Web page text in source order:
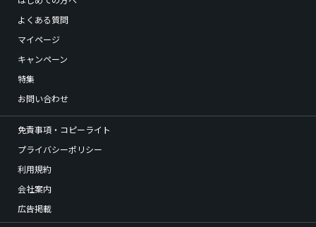
よくある質問
マイページ
キャンペーン
特集
お問い合わせ
免責事項・コピーライト
プライバシーポリシー
利用規約
会社案内
広告掲載